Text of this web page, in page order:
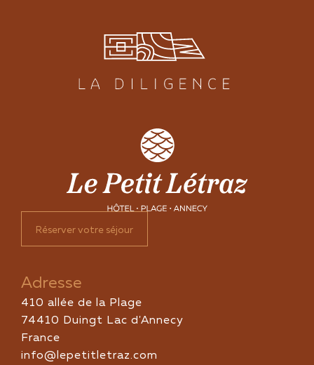
Réserver votre séjour
Adresse
410 allée de la Plage
74410 Duingt Lac d'Annecy
France
info@lepetitletraz.com